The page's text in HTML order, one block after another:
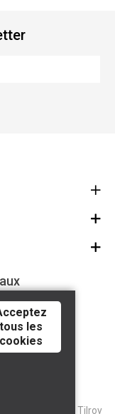
| Powered By Tilroy
tous les
cookies